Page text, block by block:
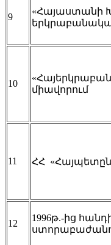
9
«Հայաստանի
10
միավորում
11 ՀՀ
12
1996թ.-ից